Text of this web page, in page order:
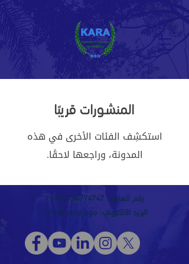
المنشورات قريبًا
استكشِف الفئات الأخرى في هذه
المدونة، وراجعها لاحقًا.
رقم الهاتف: 9647724774747
+
البريد الالكتروني: info@kara.ngo